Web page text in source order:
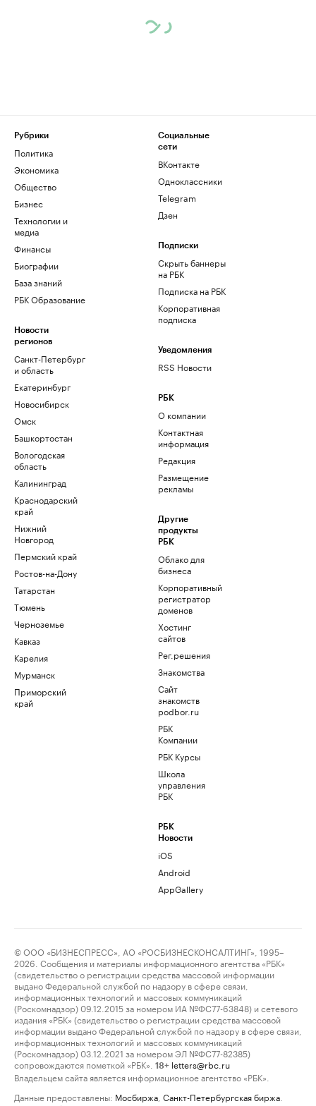
Рубрики
Политика
Экономика
Общество
Бизнес
Технологии и
медиа
Финансы
Биографии
База знаний
РБК Образование
Новости
регионов
Санкт-Петербург
и область
Екатеринбург
Новосибирск
Омск
Башкортостан
Вологодская
область
Калининград
Краснодарский
край
Нижний
Новгород
Пермский край
Ростов-на-Дону
Татарстан
Тюмень
Черноземье
Кавказ
Карелия
Мурманск
Приморский
край
Социальные
сети
ВКонтакте
Одноклассники
Telegram
Дзен
Подписки
Скрыть баннеры
на РБК
Подписка на РБК
Корпоративная
подписка
Уведомления
RSS Новости
РБК
О компании
Контактная
информация
Редакция
Размещение
рекламы
Другие
продукты
РБК
Облако для
бизнеса
Корпоративный
регистратор
доменов
Хостинг
сайтов
Рег.решения
Знакомства
Сайт
знакомств
podbor.ru
РБК
Компании
РБК Курсы
Школа
управления
РБК
РБК
Новости
iOS
Android
AppGallery
© ООО «БИЗНЕСПРЕСС», АО «РОСБИЗНЕСКОНСАЛТИНГ», 1995–
2026. Сообщения и материалы информационного агентства «РБК»
(свидетельство о регистрации средства массовой информации
выдано Федеральной службой по надзору в сфере связи,
информационных технологий и массовых коммуникаций
(Роскомнадзор) 09.12.2015 за номером ИА №ФС77-63848) и сетевого
издания «РБК» (свидетельство о регистрации средства массовой
информации выдано Федеральной службой по надзору в сфере связи,
информационных технологий и массовых коммуникаций
(Роскомнадзор) 03.12.2021 за номером ЭЛ №ФС77-82385)
сопровождаются пометкой «РБК».
18+ letters@rbc.ru
Владельцем сайта является информационное агентство «РБК».
Данные предоставлены: Мосбиржа Санкт-Петербургская биржа